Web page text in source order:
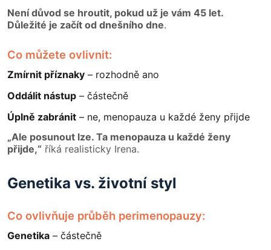
Není důvod se hroutit, pokud už je vám 45 let.
Důležité je začít od dnešního dne.
Co můžete ovlivnit:
Zmírnit příznaky – rozhodně ano
Oddálit nástup – částečně
Úplně zabránit – ne, menopauza u každé ženy přijde
„Ale posunout lze. Ta menopauza u každé ženy
přijde,“ říká realisticky Irena.
Genetika vs. životní styl
Co ovlivňuje průběh perimenopauzy:
Genetika – částečně